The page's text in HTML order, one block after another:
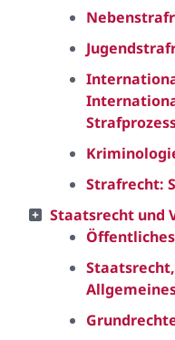
Strafrecht:
Staatsrecht und